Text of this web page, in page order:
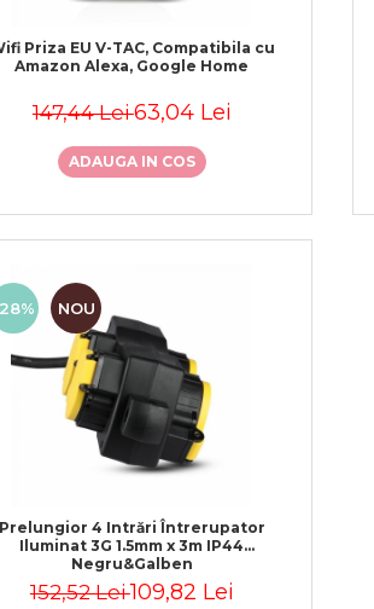
Priza EU V-TAC, Compatibila cu
Amazon Alexa, Google Home
147,44 Lei63,04 Lei
ADAUGA IN COS
NOU
Prelungior 4 Intrări Întrerupator
Iluminat 3G 1.5mm x 3m IP44
Negru&Galben
152,52 Lei109,82 Lei